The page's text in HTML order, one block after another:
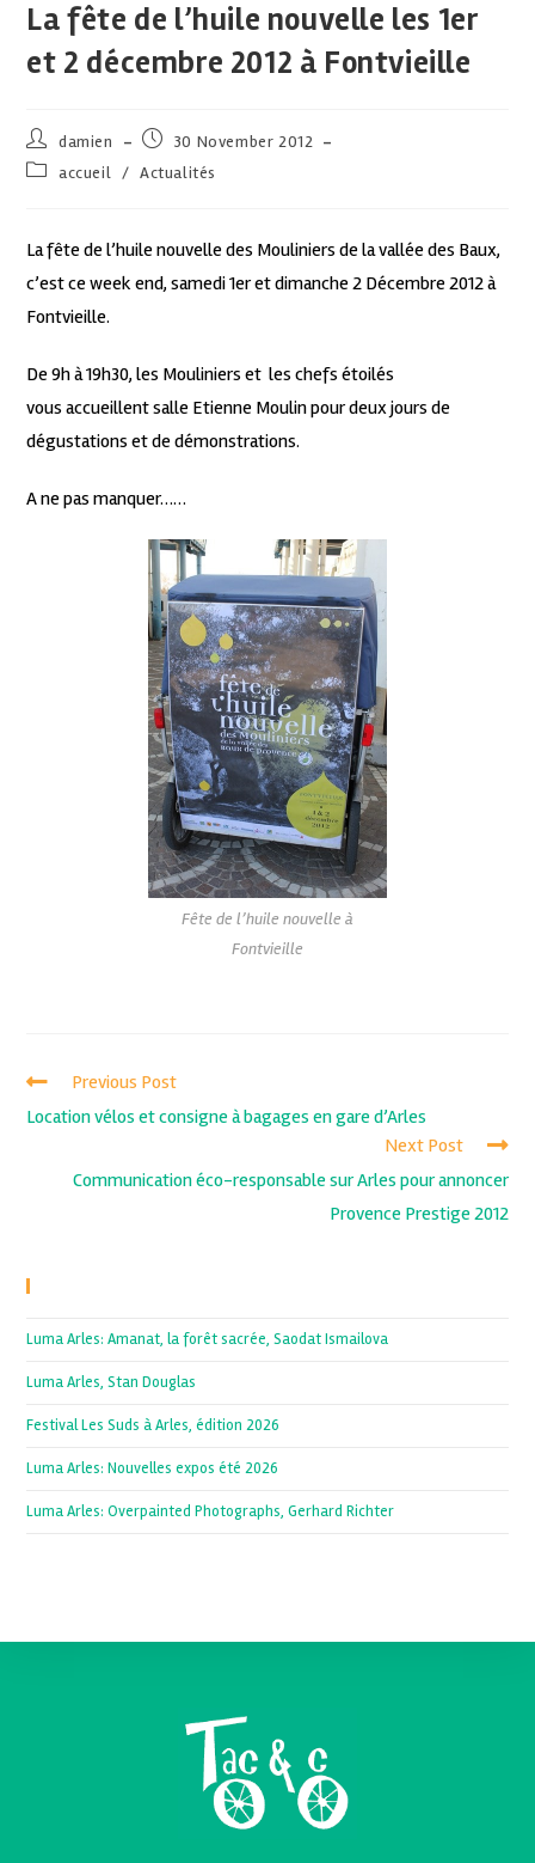
La fête de l’huile nouvelle les 1er
et 2 décembre 2012 à Fontvieille
damien
30 November 2012
accueil / Actualités
La fête de l’huile nouvelle des Mouliniers de la vallée des Baux,
c’est ce week end, samedi 1er et dimanche 2 Décembre 2012 à
Fontvieille.
De 9h à 19h30, les Mouliniers et les chefs étoilés
vous accueillent salle Etienne Moulin pour deux jours de
dégustations et de démonstrations.
A ne pas manquer……
Fête de l’huile nouvelle à
Fontvieille
Previous Post
Location vélos et consigne à bagages en gare d’Arles
Next Post
Communication éco-responsable sur Arles pour annoncer
Provence Prestige 2012
Luma Arles: Amanat, la forêt sacrée, Saodat Ismailova
Luma Arles, Stan Douglas
Festival Les Suds à Arles, édition 2026
Luma Arles: Nouvelles expos été 2026
Luma Arles: Overpainted Photographs, Gerhard Richter